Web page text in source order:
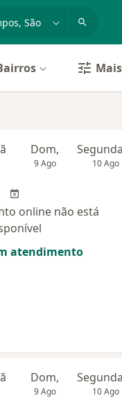
Dom,
9 Ago 10 Ago
online não está
atendimento
Dom,
9 Ago 10 Ago